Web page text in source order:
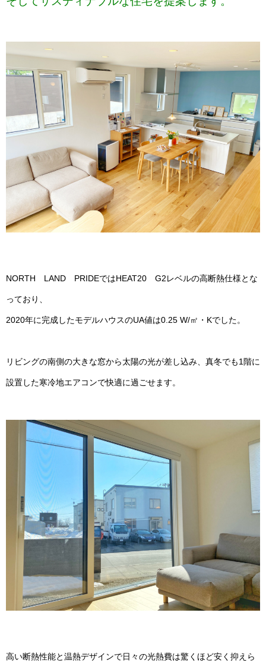
NORTH LAND PRIDEではHEAT20 G2レベルの高断熱仕様とな
っており、
2020年に完成したモデルハウスのUA値は0.25 W/㎡・Kでした。
リビングの南側の大きな窓から太陽の光が差し込み、真冬でも1階に
設置した寒冷地エアコンで快適に過ごせます。
高い断熱性能と温熱デザインで日々の光熱費は驚くほど安く抑えら